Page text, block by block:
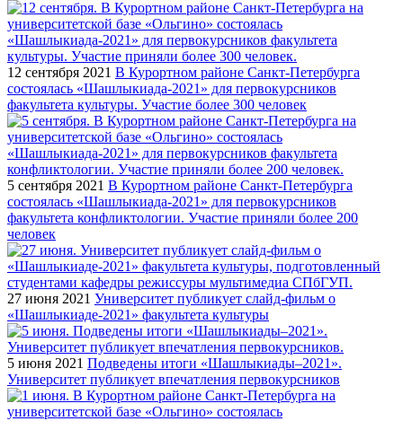
12 сентября 2021 В Курортном районе Санкт-Петербурга
состоялась «Шашлыкиада-2021» для первокурсников
факультета культуры. Участие более 300 человек
5 сентября 2021 В Курортном районе Санкт-Петербурга
состоялась «Шашлыкиада-2021» для первокурсников
факультета конфликтологии. Участие приняли более 200
человек
27 июня 2021 Университет публикует слайд-фильм о
«Шашлыкиаде-2021» факультета культуры
5 июня 2021 Подведены итоги «Шашлыкиады–2021».
Университет публикует впечатления первокурсников